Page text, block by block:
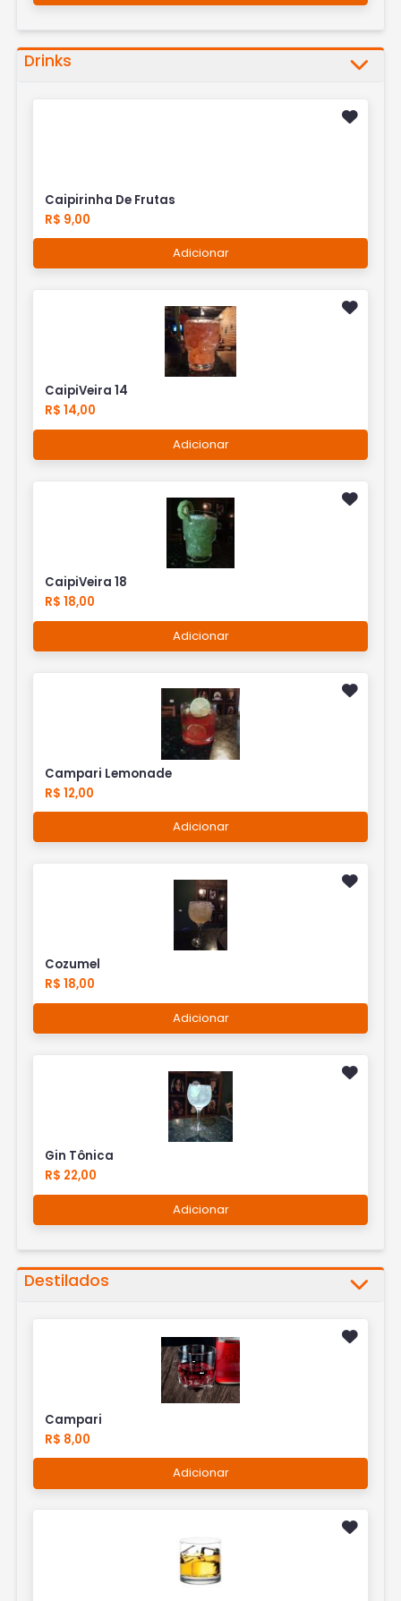
Drinks
Caipirinha De Frutas
R$ 9,00
Adicionar
CaipiVeira 14
R$ 14,00
Adicionar
CaipiVeira 18
R$ 18,00
Adicionar
Campari Lemonade
R$ 12,00
Adicionar
Cozumel
R$ 18,00
Adicionar
Gin Tônica
R$ 22,00
Adicionar
Destilados
Campari
R$ 8,00
Adicionar